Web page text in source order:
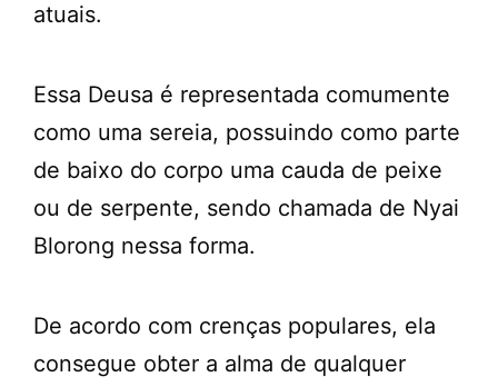
atuais.
Essa Deusa é representada comumente
como uma sereia, possuindo como parte
de baixo do corpo uma cauda de peixe
ou de serpente, sendo chamada de Nyai
Blorong nessa forma.
De acordo com crenças populares, ela
consegue obter a alma de qualquer